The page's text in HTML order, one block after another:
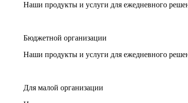
Наши продукты и услуги для ежедневного
Бюджетной организации
Наши продукты и услуги для ежедневного
Для малой организации